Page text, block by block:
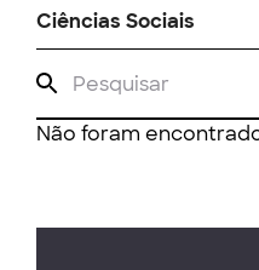
Ciências Sociais
Não foram